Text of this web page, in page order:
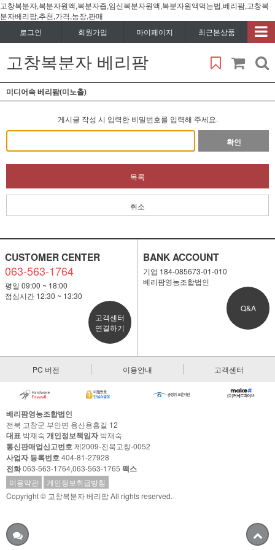
고창복분자,복분자원액,복분자즙,임신복분자원액,복분자원액먹는법,베리팜,고창복
분자베리팜,추천,가격,농장,판매
로그인
회원가입 마이페이지 최근본상품
고창복분자 베리팜
미디어속 베리팜(미노출)
게시글 작성 시 입력한 비밀번호를 입력해 주세요.
확인
목록
취소
CUSTOMER CENTER
063-563-1764
평일 09:00 ~ 18:00
점심시간 12:30 ~ 13:30
고객센터
연결하기
BANK ACCOUNT
기업 184-085673-01-010
베리팜영농조합법인
Q&A
PC 버전 이용안내 고객센터
베리팜영농조합법인
전북 고창군 부안면 용산용흥길 12
대표 박재숙 개인정보책임자박재숙
통신판매업신고번호제2009-전북고창-0052
사업자 등록번호404-81-27928
전화063-563-1764,063-563-1765 팩스
이용약관
개인정보취급방침
Copyright © 고창복분자 베리팜 All rights reserved.